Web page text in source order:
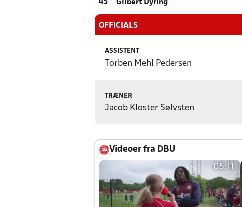
45 Gilbert Dyring
OFFICIALS
ASSISTENT
Torben Mehl Pedersen
TRÆNER
Jacob Kloster Sølvsten
Videoer fra DBU
05:11